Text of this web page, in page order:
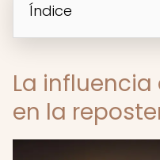
Índice
La
en la